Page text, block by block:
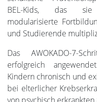
BEL-Kids, das
modularisierte
und Studierende
Das AWOKADO-7-
erfolgreich
Kindern chronisch und
bei elterlicher